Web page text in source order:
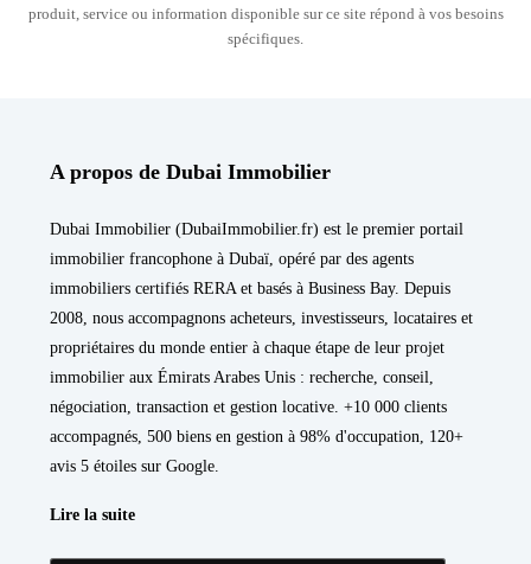
produit, service ou information disponible sur ce site répond à vos besoins
spécifiques.
A propos de Dubai Immobilier
Dubai Immobilier (DubaiImmobilier.fr) est le premier portail
immobilier francophone à Dubaï, opéré par des agents
immobiliers certifiés RERA et basés à Business Bay. Depuis
2008, nous accompagnons acheteurs, investisseurs, locataires et
propriétaires du monde entier à chaque étape de leur projet
immobilier aux Émirats Arabes Unis : recherche, conseil,
négociation, transaction et gestion locative. +10 000 clients
accompagnés, 500 biens en gestion à 98% d'occupation, 120+
avis 5 étoiles sur Google.
Lire la suite